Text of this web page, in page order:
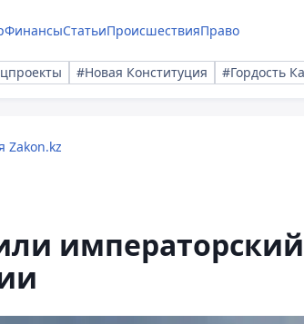
ФинансыСтатьиПроисшествияПраво
#Новая Конституция #Гордость
Zakon.kz
императорский